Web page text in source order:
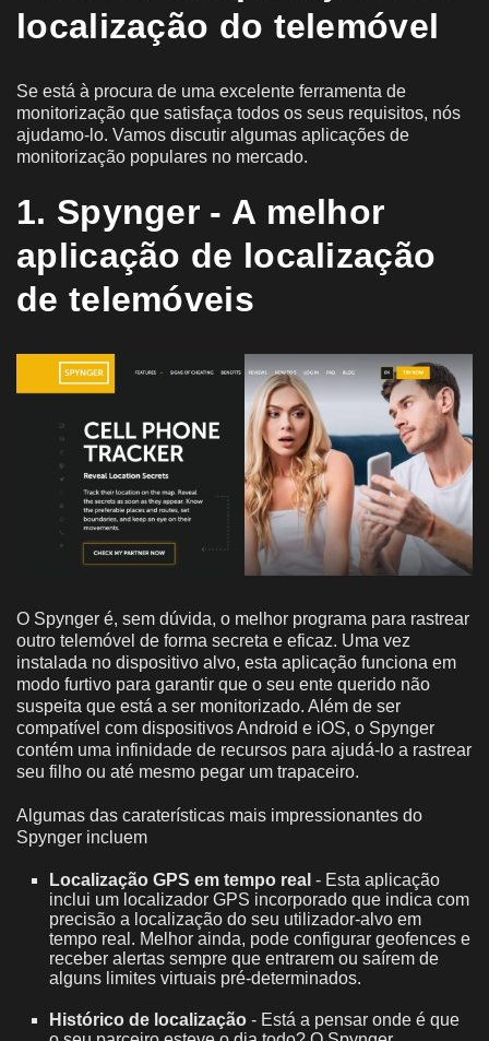
localização do telemóvel
Se está à procura de uma excelente ferramenta de
monitorização que satisfaça todos os seus requisitos, nós
ajudamo-lo. Vamos discutir algumas aplicações de
monitorização populares no mercado.
1. Spynger - A melhor
aplicação de localização
de telemóveis
O Spynger é, sem dúvida, o melhor programa para rastrear
outro telemóvel de forma secreta e eficaz. Uma vez
instalada no dispositivo alvo, esta aplicação funciona em
modo furtivo para garantir que o seu ente querido não
suspeita que está a ser monitorizado. Além de ser
compatível com dispositivos Android e iOS, o Spynger
contém uma infinidade de recursos para ajudá-lo a rastrear
seu filho ou até mesmo pegar um trapaceiro.
Algumas das caraterísticas mais impressionantes do
Spynger incluem
Localização GPS em tempo real - Esta aplicação
inclui um localizador GPS incorporado que indica com
precisão a localização do seu utilizador-alvo em
tempo real. Melhor ainda, pode configurar geofences e
receber alertas sempre que entrarem ou saírem de
alguns limites virtuais pré-determinados.
Histórico de localização - Está a pensar onde é que